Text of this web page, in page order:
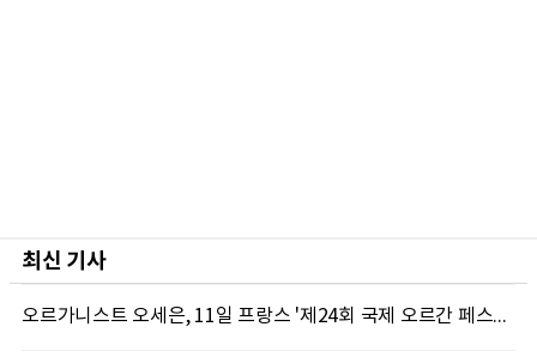
최신 기사
오르가니스트 오세은, 11일 프랑스 '제24회 국제 오르간 페스티벌' 초청 리사이틀 개최